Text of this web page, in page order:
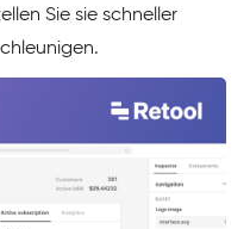
Sie sie schneller